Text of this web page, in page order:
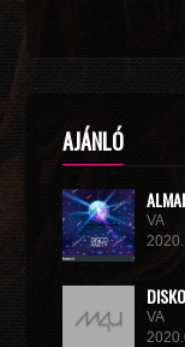
AJÁNLÓ
VA
VA